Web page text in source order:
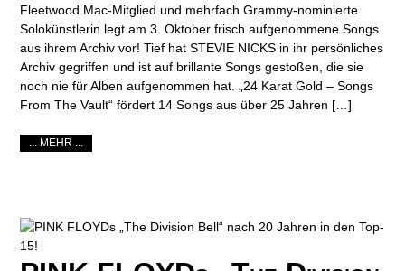
Fleetwood Mac-Mitglied und mehrfach Grammy-nominierte
Solokünstlerin legt am 3. Oktober frisch aufgenommene Songs
aus ihrem Archiv vor! Tief hat STEVIE NICKS in ihr persönliches
Archiv gegriffen und ist auf brillante Songs gestoßen, die sie
noch nie für Alben aufgenommen hat. „24 Karat Gold – Songs
From The Vault“ fördert 14 Songs aus über 25 Jahren […]
... MEHR ...